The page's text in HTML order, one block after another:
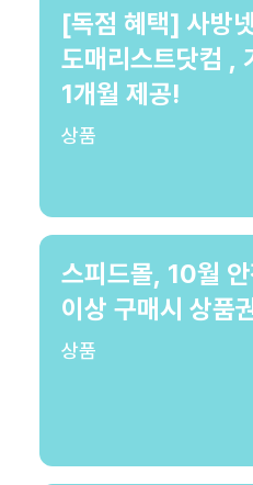
[독점 혜택] 사방
도매리스트닷컴 ,
1개월 제공!
상품
스피드몰, 10월
이상 구매시 상품
상품